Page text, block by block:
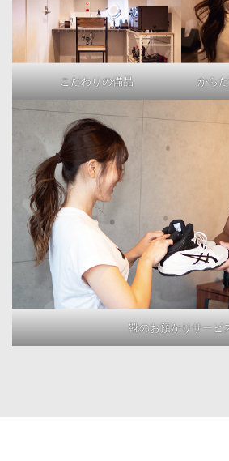
こだわりの備品 から
靴のお預かりサービ